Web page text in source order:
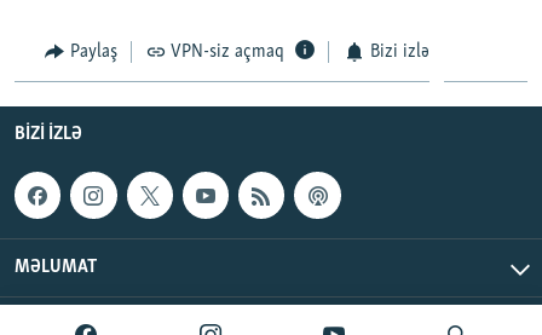
Paylaş VPN-siz açmaq Bizi izlə
BIZI IZLƏ
MƏLUMAT
AzadlıqRadiosu © 2026 Inc. | Bütün hüquqlar qorunur